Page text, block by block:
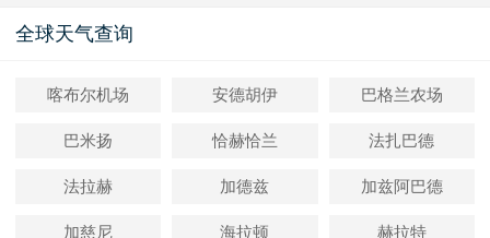
全球天气查询
喀布尔机场 安德胡伊 巴格兰农场
巴米扬 恰赫恰兰 法扎巴德
法拉赫 加德兹 加兹阿巴德
加慈尼 海拉顿 赫拉特